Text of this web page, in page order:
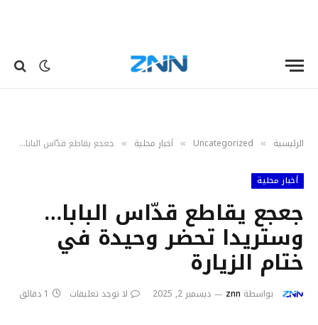
الرئيسية »
Uncategorized
» أخبار محلية » جعجع يقاطع قدّاس البابا… وستريدا تحضر وحيدة في ختام الزيارة
أخبار محلية
جعجع يقاطع قدّاس البابا…
وستريدا تحضر وحيدة في
ختام الزيارة
بواسطة znn ديسمبر 2, 2025 لا توجد تعليقات 1 دقائق